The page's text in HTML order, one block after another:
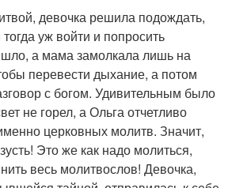
девочка решила подождать,
уж войти и попросить
а мама замолкала лишь на
перевести дыхание, а потом
с богом. Удивительным было
не горел, а Ольга отчетливо
церковных молитв. Значит,
Это же как надо молиться,
весь молитвослов! Девочка,